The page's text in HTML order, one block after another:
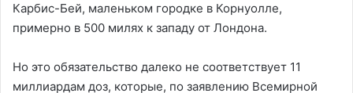
Карбис-Бей, маленьком городке в Корнуолле,
примерно в 500 милях к западу от Лондона.
Но это обязательство далеко не соответствует 11
миллиардам доз, которые, по заявлению Всемирной